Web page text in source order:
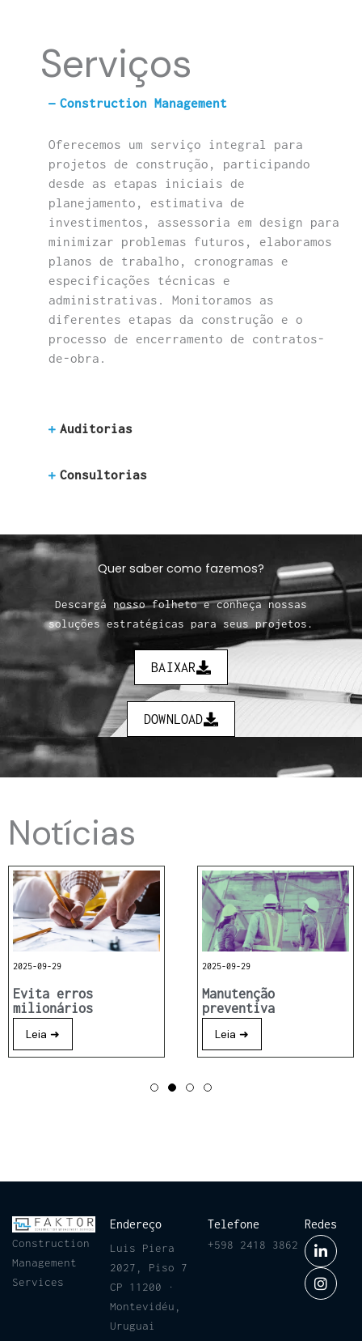
Serviços
Construction Management
Oferecemos um serviço integral para
projetos de construção, participando
desde as etapas iniciais de
planejamento, estimativa de
investimentos, assessoria em design para
minimizar problemas futuros, elaboramos
planos de trabalho, cronogramas e
especificações técnicas e
administrativas. Monitoramos as
diferentes etapas da construção e o
processo de encerramento de contratos-
de-obra.
Auditorias
Consultorias
Quer saber como fazemos?
Descargá nosso folheto e conheça nossas
soluções estratégicas para seus projetos.
BAIXAR
DOWNLOAD
Notícias
2025-09-29
Evita erros
milionários
Leia ➜
2025-09-29
Manutenção
preventiva
Leia ➜
Construction
Management
Services
Endereço
Luis Piera
2027, Piso 7
CP 11200 ·
Montevidéu,
Uruguai
Telefone
+598 2418 3862
Redes